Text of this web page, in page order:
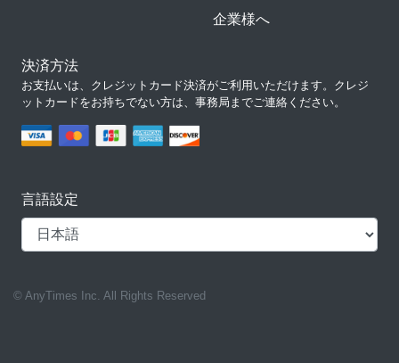
企業様へ
決済方法
お支払いは、クレジットカード決済がご利用いただけます。クレジ
ットカードをお持ちでない方は、事務局までご連絡ください。
言語設定
© AnyTimes Inc. All Rights Reserved